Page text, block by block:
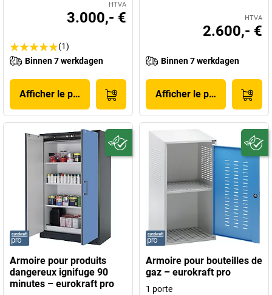
HTVA
3.000,- €
(1)
Binnen 7 werkdagen
Afficher le produit
HTVA
2.600,- €
Binnen 7 werkdagen
Afficher le produit
Armoire pour produits
dangereux ignifuge 90
minutes – eurokraft pro
Armoire pour bouteilles de
gaz – eurokraft pro
1 porte